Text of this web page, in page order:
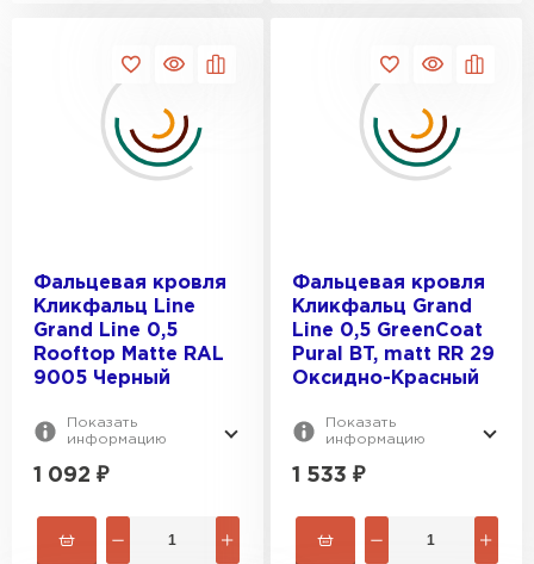
Фальцевая кровля
Кликфальц Line
Grand Line 0,5
Rooftop Matte RAL
9005 Черный
Показать
информацию
1 092 ₽
Фальцевая кровля
Кликфальц Grand
Line 0,5 GreenCoat
Pural BT, matt RR 29
Оксидно-Красный
Показать
информацию
1 533 ₽
Рулонная кровля